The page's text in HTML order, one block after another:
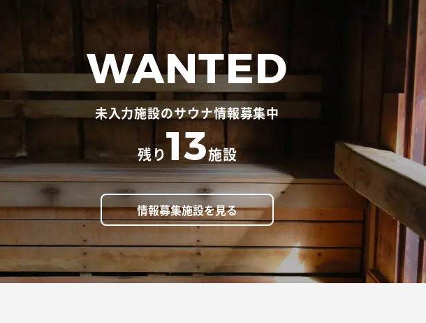
WANTED
未入力施設のサウナ情報募集中
残り13施設
情報募集施設を見る